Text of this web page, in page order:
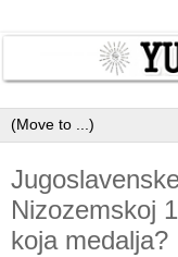
Nizozemskoj
koja medalja?